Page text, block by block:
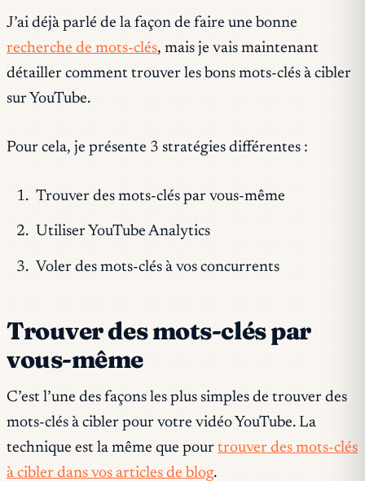
J’ai déjà parlé de la façon de faire une bonne
recherche de mots-clés, mais je vais maintenant
détailler comment trouver les bons mots-clés à cibler
sur YouTube.
Pour cela, je présente 3 stratégies différentes :
Trouver des mots-clés par vous-même
Utiliser YouTube Analytics
Voler des mots-clés à vos concurrents
Trouver des mots-clés par
vous-même
C’est l’une des façons les plus simples de trouver des
mots-clés à cibler pour votre vidéo YouTube. La
technique est la même que pour trouver des mots-clés
à cibler dans vos articles de blog.